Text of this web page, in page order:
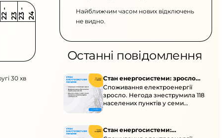
2 2
-
2 3 2 3
-
2 4
30 хв
Найближчим часом нових відключень
не видно.
Останні повідомлення
Стан енергосистеми: зросло
споживання через негоду
Споживання електроенергії
зросло. Негода знеструмила 118
населених пунктів у семи
областях. Обмежте
електроприладами 10:00–23:00.
Стан енергосистеми: